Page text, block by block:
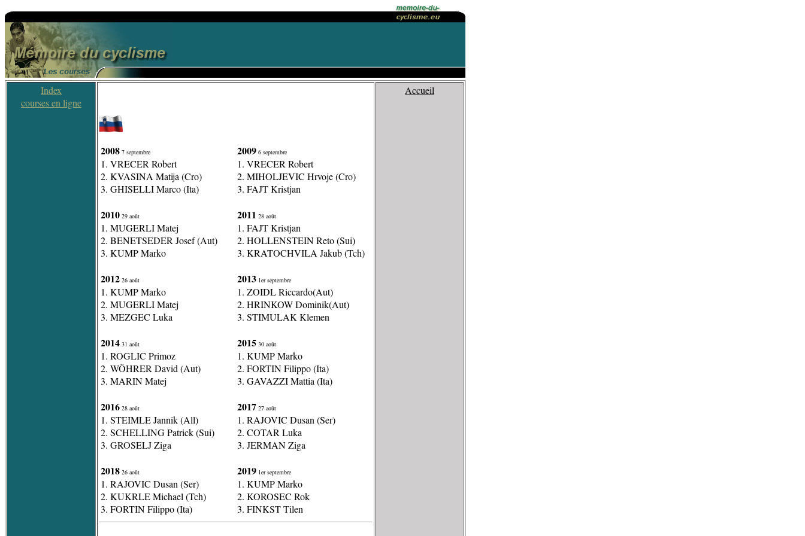
Index
courses en ligne
2008 7 septembre
1. VRECER Robert
2. KVASINA Matija (Cro)
3. GHISELLI Marco (Ita)
2010 29 août
1. MUGERLI Matej
2. BENETSEDER Josef (Aut)
3. KUMP Marko
2012 26 août
1. KUMP Marko
2. MUGERLI Matej
3. MEZGEC Luka
2014 31 août
1. ROGLIC Primoz
2. WÖHRER David (Aut)
3. MARIN Matej
2016 28 août
1. STEIMLE Jannik (All)
2. SCHELLING Patrick (Sui)
3. GROSELJ Ziga
2018 26 août
1. RAJOVIC Dusan (Ser)
2. KUKRLE Michael (Tch)
3. FORTIN Filippo (Ita)
2009 6 septembre
1. VRECER Robert
2. MIHOLJEVIC Hrvoje (Cro)
3. FAJT Kristjan
2011 28 août
1. FAJT Kristjan
2. HOLLENSTEIN Reto (Sui)
3. KRATOCHVILA Jakub (Tch)
2013 1er septembre
1. ZOIDL Riccardo(Aut)
2. HRINKOW Dominik(Aut)
3. STIMULAK Klemen
2015 30 août
1. KUMP Marko
2. FORTIN Filippo (Ita)
3. GAVAZZI Mattia (Ita)
2017 27 août
1. RAJOVIC Dusan (Ser)
2. COTAR Luka
3. JERMAN Ziga
2019 1er septembre
1. KUMP Marko
2. KOROSEC Rok
3. FINKST Tilen
Accueil